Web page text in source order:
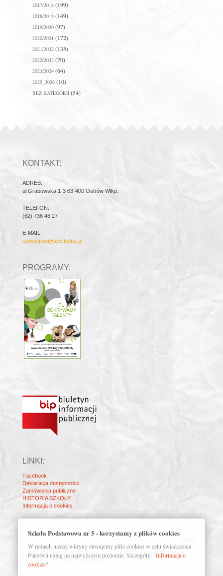
2017/2018(199)
2018/2019(149)
2019/2020(97)
2020/2021 (172)
2021/2022(135)
2022/2023(70)
2023/2024(64)
2025_2026(10)
BEZ KATEGORII(54)
KONTAKT:
ADRES:
ul.Grabowska 1-3 63-400 Ostrów Wlkp.
TELEFON:
(62) 736 46 27
E-MAIL:
sp5ostrow@sp5.kylos.pl
PROGRAMY:
LINKI:
Facebook
Deklaracja dostępności
Zamówienia publiczne
HISTORIA SZKOŁY
Informacja o cookies
© Wszelkie prawa zastrzeżone. | 2021 | Szkoła Podstawowa nr 5 im.
Mieszka I w Ostrowie Wielkopolskim
Szkoła Podstawowa nr 5 - korzystamy z plików cookies
W ramach naszej witryny stosujemy pliki cookies w celu świadczenia
Państwu usług na najwyższym poziomie. Szczegóły: "Informacja o
cookies".